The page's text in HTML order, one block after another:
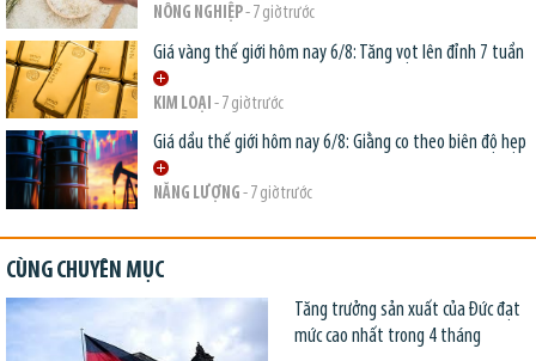
NÔNG NGHIỆP- 7 giờ trước
Giá vàng thế giới hôm nay 6/8: Tăng vọt lên đỉnh 7 tuần
KIM LOẠI - 7 giờ trước
Giá dầu thế giới hôm nay 6/8: Giằng co theo biên độ hẹp
NĂNG LƯỢNG - 7 giờ trước
CÙNG CHUYÊN MỤC
Tăng trưởng sản xuất của Đức đạt
mức cao nhất trong 4 tháng